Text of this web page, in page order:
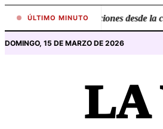
Saltar
al
contenido
ÚLTIMO MINUTO
• Revelaciones desde la
DOMINGO, 15 DE MARZO DE 2026
LA